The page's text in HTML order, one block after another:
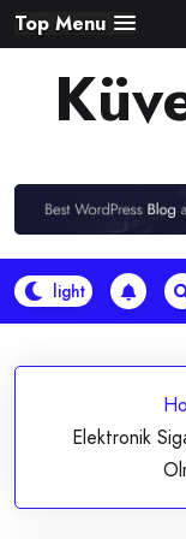
Skip
to
content
Top Menu
Elektronik